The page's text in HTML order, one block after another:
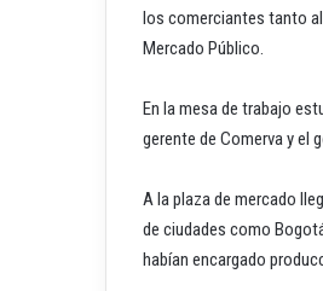
los comerciantes tanto al
Mercado Público.
En la mesa de trabajo
gerente de Comerva y el
A la plaza de mercado
de ciudades como
habían encargado